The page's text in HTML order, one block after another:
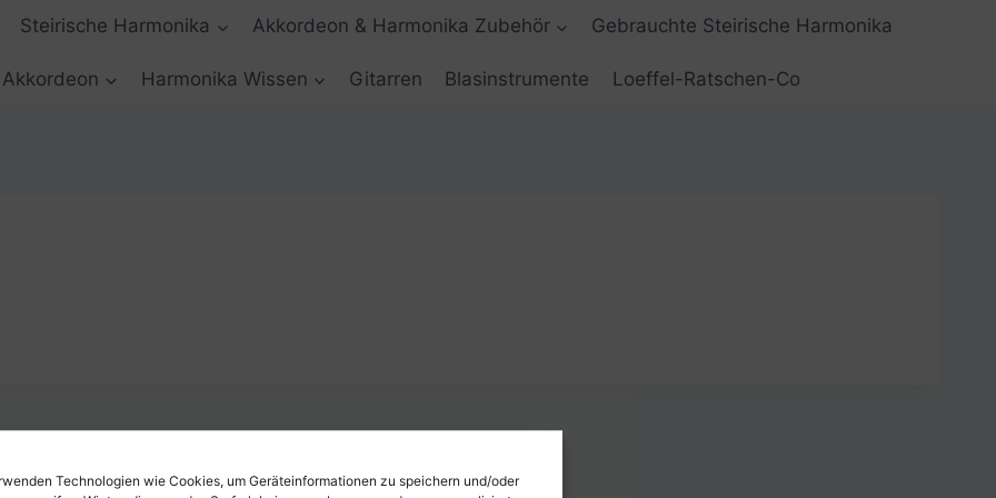
Technologien wie Cookies, um Geräteinformationen zu speichern und/oder
Steirische Harmonika Akkordeon & Harmonika Zubehör Gebrauchte Steirische Harmonika
Akkordeon Harmonika Wissen Gitarren Blasinstrumente Loeffel-Ratschen-Co